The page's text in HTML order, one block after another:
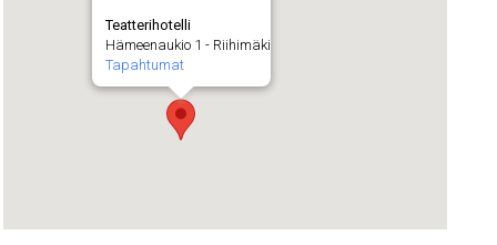
Teatterihotelli
Hämeenaukio 1 - Riihimäki
Tapahtumat